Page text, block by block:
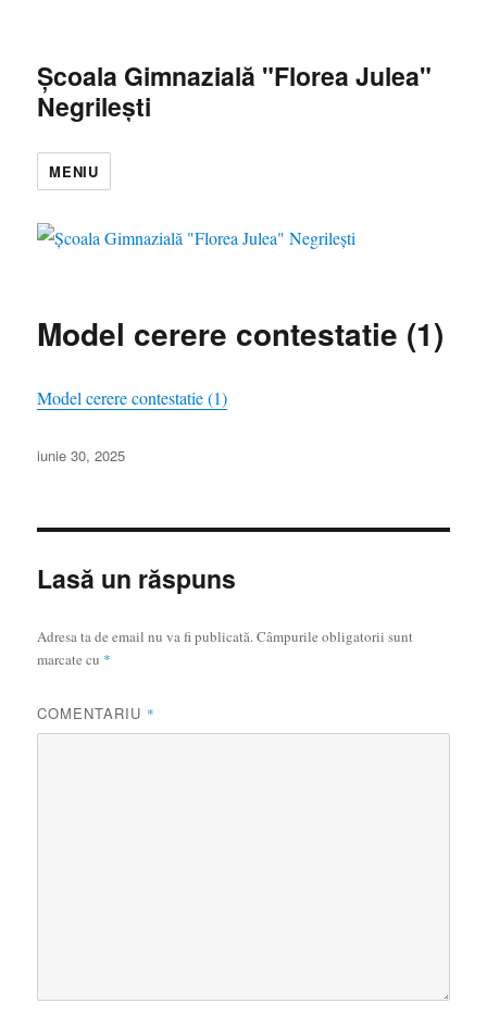
Școala Gimnazială "Florea Julea"
Negrilești
MENIU
Model cerere contestatie (1)
Model cerere contestatie (1)
Publicat
iunie 30, 2025
Lasă un răspuns
Adresa ta de email nu va fi publicată.Câmpurile obligatorii sunt
marcate cu *
COMENTARIU *